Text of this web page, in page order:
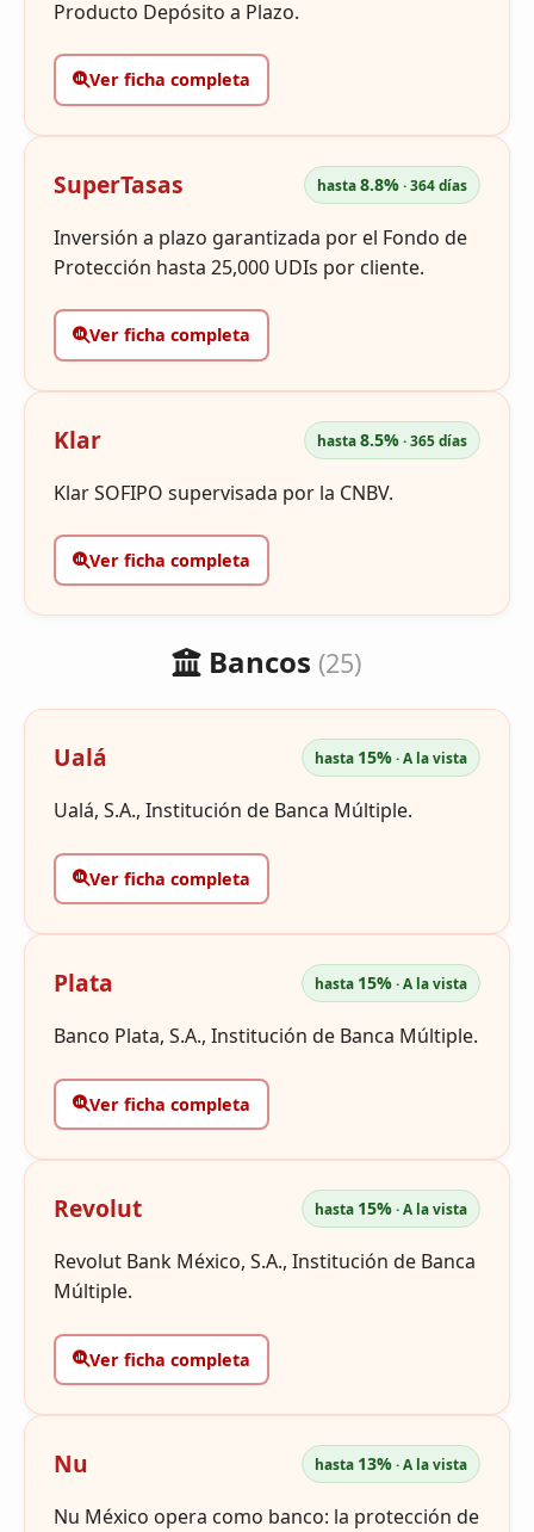
Producto Depósito a Plazo.
Ver ficha completa
SuperTasas hasta8.8%· 364 días
Inversión a plazo garantizada por el Fondo de
Protección hasta 25,000 UDIs por cliente.
Ver ficha completa
Klar hasta8.5%· 365 días
Klar SOFIPO supervisada por la CNBV.
Ver ficha completa
Bancos (25)
Ualá hasta 15%· A la vista
Ualá, S.A., Institución de Banca Múltiple.
Ver ficha completa
Plata hasta 15%· A la vista
Banco Plata, S.A., Institución de Banca Múltiple.
Ver ficha completa
Revolut hasta 15%· A la vista
Revolut Bank México, S.A., Institución de Banca
Múltiple.
Ver ficha completa
Nu hasta 13%· A la vista
Nu México opera como banco: la protección de